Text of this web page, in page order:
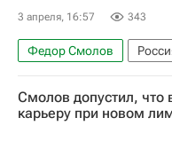
3 апреля, 16:57 343
Федор Смолов
Александр Кокорин
Смолов допустил, что
карьеру при новом